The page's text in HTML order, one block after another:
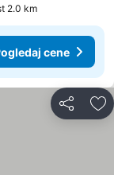
2.0 km
cene
Deli